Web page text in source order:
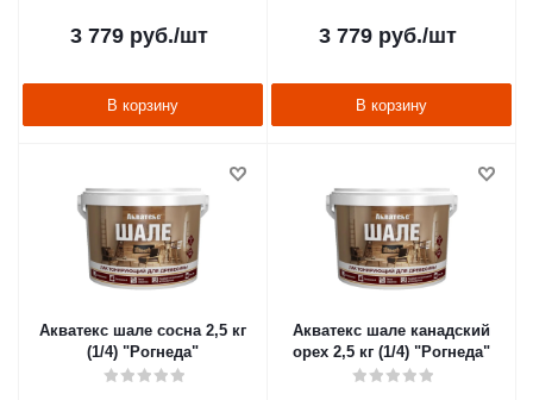
3 779руб./шт
В корзину
3 779руб./шт
В корзину
Акватекс шале сосна 2,5 кг
(1/4) "Рогнеда"
Акватекс шале канадский
орех 2,5 кг (1/4) "Рогнеда"